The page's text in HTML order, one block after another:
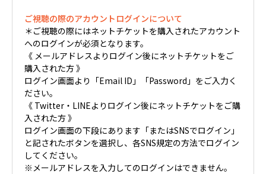
ご視聴の際のアカウントログインについて
＊ご視聴の際にはネットチケットを購入されたアカウント
へのログインが必須となります。
《 メールアドレスよりログイン後にネットチケットをご
購入された方 》
ログイン画面より「Email ID」「Password」をご入力く
ださい。
《 Twitter・LINEよりログイン後にネットチケットをご購
入された方 》
ログイン画面の下段にあります「またはSNSでログイン」
と記されたボタンを選択し、各SNS規定の方法でログイン
してください。
※メールアドレスを入力してのログインはできません。